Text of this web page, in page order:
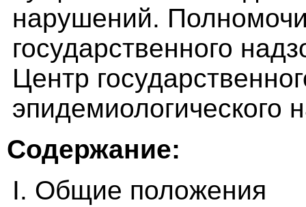
нарушений.
государственного
Центр
эпидемиологического
Содержание:
I. Общие положения